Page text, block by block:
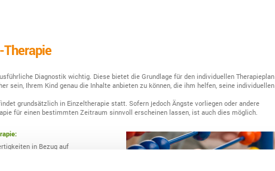
Therapie
Diagnostik wichtig. Diese bietet die Grundlage für den individuellen Therapieplan
sein, Ihrem Kind genau die Inhalte anbieten zu können, die ihm helfen, seine individuellen
grundsätzlich in Einzeltherapie statt. Sofern jedoch Ängste vorliegen oder andere
für einen bestimmten Zeitraum sinnvoll erscheinen lassen, ist auch dies möglich.
in Bezug auf